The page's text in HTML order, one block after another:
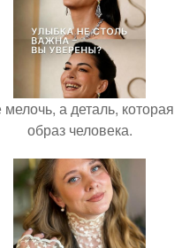
а деталь,
образ человека.